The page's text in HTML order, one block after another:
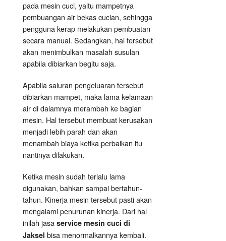
pada mesin cuci, yaitu mampetnya
pembuangan air bekas cucian, sehingga
pengguna kerap melakukan pembuatan
secara manual. Sedangkan, hal tersebut
akan menimbulkan masalah susulan
apabila dibiarkan begitu saja.
Apabila saluran pengeluaran tersebut
dibiarkan mampet, maka lama kelamaan
air di dalamnya merambah ke bagian
mesin. Hal tersebut membuat kerusakan
menjadi lebih parah dan akan
menambah biaya ketika perbaikan itu
nantinya dilakukan.
Ketika mesin sudah terlalu lama
digunakan, bahkan sampai bertahun-
tahun. Kinerja mesin tersebut pasti akan
mengalami penurunan kinerja. Dari hal
inilah jasa service mesin cuci di
Jaksel bisa menormalkannya kembali.